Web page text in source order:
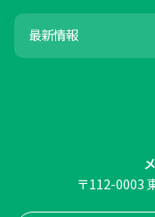
最新情報
〒112-0003